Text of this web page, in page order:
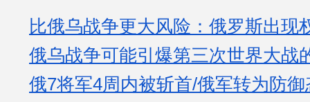
比俄乌战争更大风险：俄罗斯出现
俄乌战争可能引爆第三次世界大战
俄7将军4周内被斩首/俄军转为防御